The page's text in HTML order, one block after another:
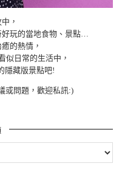
，
玩的當地食物、景點…
的熱情，
似日常的生活中，
隱藏版景點吧!
或問題，歡迎私訊:)